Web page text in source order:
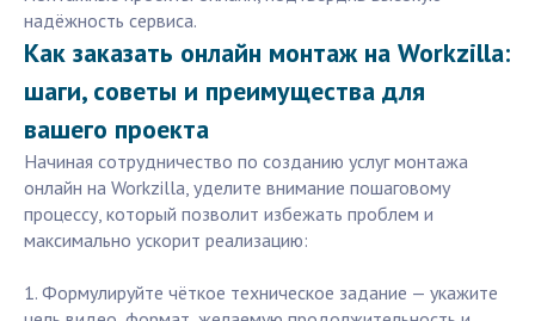
надёжность сервиса.
Как заказать онлайн монтаж на Workzilla:
шаги, советы и преимущества для
вашего проекта
Начиная сотрудничество по созданию услуг монтажа
онлайн на Workzilla, уделите внимание пошаговому
процессу, который позволит избежать проблем и
максимально ускорит реализацию:
1. Формулируйте чёткое техническое задание — укажите